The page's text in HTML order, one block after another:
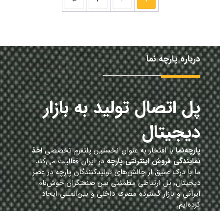
درباره پارچه نما
پل اتصال تولید به بازار
دیجیتال
پارچه‌نمابا افتخار به عنوان نخستین پلتفرم تخصصیاخذ
نمایندگی فروش اینترنتی پارچهدر ایران فعالیت می‌کند.
ما با درک عمیق از چالش‌های تولیدکنندگان پارچه در عصر
دیجیتال، پل ارتباطی مطمئنی بین صنعتگران خوش‌نام
ایرانی و بازار گسترده مصرف داخلی و بین‌المللی ایجاد
کرده‌ایم.